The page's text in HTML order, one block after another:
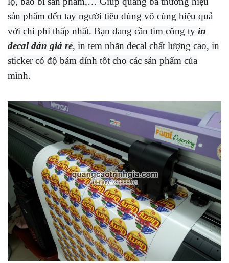
sản phẩm đến tay người tiêu dùng vô cùng hiệu quả
với chi phí thấp nhất. Bạn đang cần tìm công ty in
decal dán giá rẻ, in tem nhãn decal chất lượng cao, in
sticker có độ bám dính tốt cho các sản phẩm của
mình.